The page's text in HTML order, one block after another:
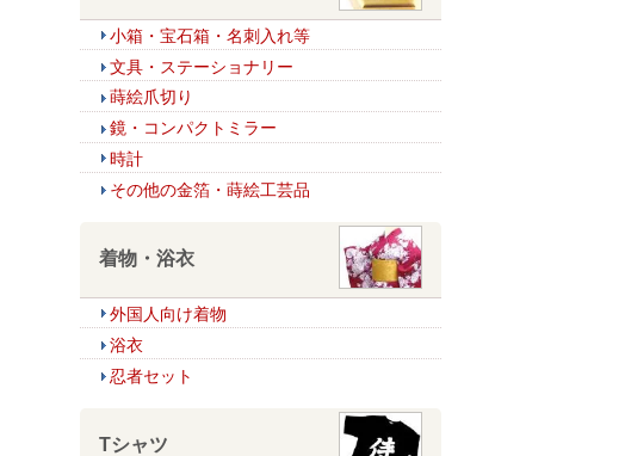
小箱・宝石箱・名刺入れ等
文具・ステーショナリー
蒔絵爪切り
鏡・コンパクトミラー
時計
その他の金箔・蒔絵工芸品
着物・浴衣
外国人向け着物
浴衣
忍者セット
Tシャツ